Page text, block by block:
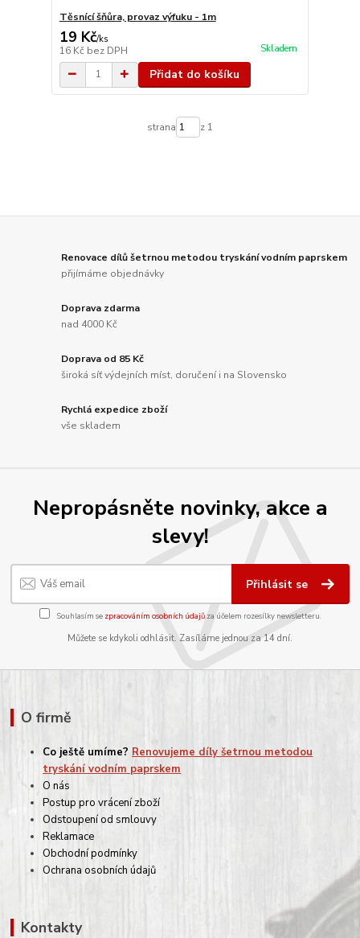
Těsnící šňůra, provaz výfuku - 1m
19 Kč/ks
16 Kč bez DPH Skladem
Přidat do košíku
strana z 1
Renovace dílů šetrnou metodou tryskání vodním paprskem
přijímáme objednávky
Doprava zdarma
nad 4000 Kč
Doprava od 85 Kč
široká síť výdejních míst, doručení i na Slovensko
Rychlá expedice zboží
vše skladem
Nepropásněte novinky, akce a
slevy!
Přihlásit se
Souhlasím se zpracováním osobních údajůza účelem rozesílky newsletteru.
Můžete se kdykoli odhlásit. Zasíláme jednou za 14 dní.
O firmě
Co ještě umíme? Renovujeme díly šetrnou metodou
tryskání vodním paprskem
O nás
Postup pro vrácení zboží
Odstoupení od smlouvy
Reklamace
Obchodní podmínky
Ochrana osobních údajů
Kontakty